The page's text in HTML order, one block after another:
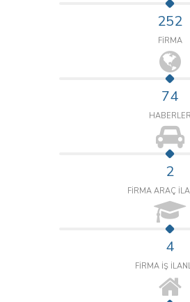
252
FİRMA
74
HABERLER
2
FİRMA ARAÇ
4
FİRMA İŞ